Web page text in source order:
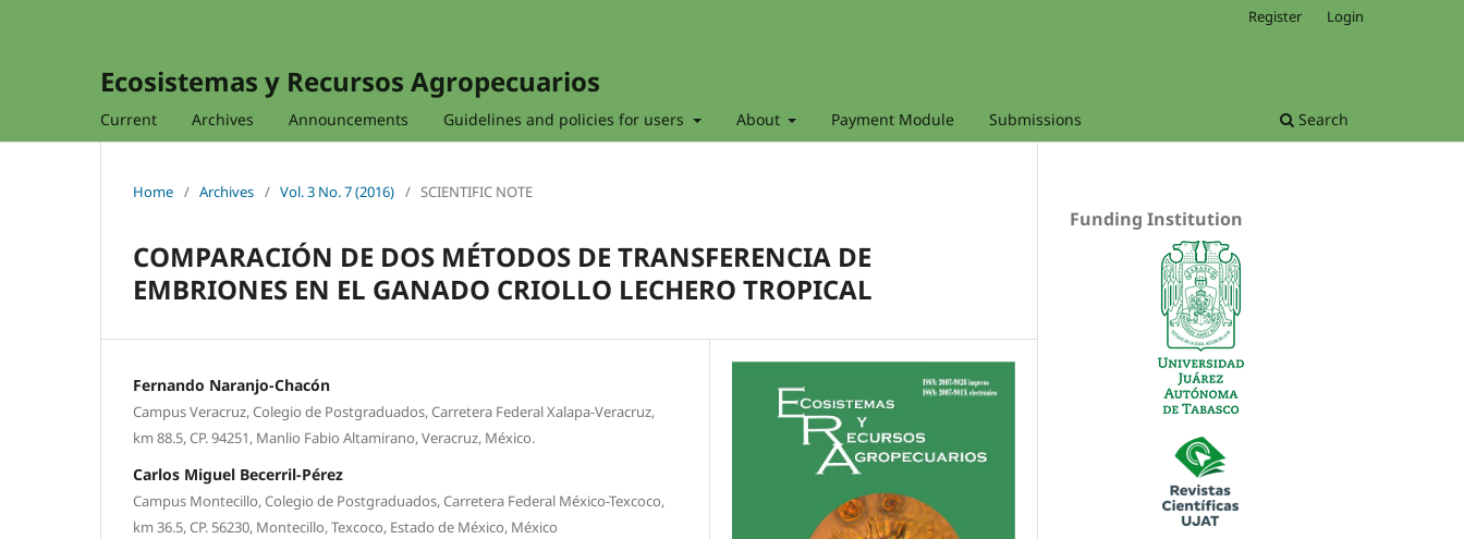
Ecosistemas y Recursos Agropecuarios
Current Archives Announcements Guidelines and policies for users About Payment Module Submissions Search
Register Login
Home / Archives / Vol. 3 No. 7 (2016) / SCIENTIFIC NOTE
COMPARACIÓN DE DOS MÉTODOS DE TRANSFERENCIA DE
EMBRIONES EN EL GANADO CRIOLLO LECHERO TROPICAL
Fernando Naranjo-Chacón
Campus Veracruz, Colegio de Postgraduados, Carretera Federal Xalapa-Veracruz,
km 88.5, CP. 94251, Manlio Fabio Altamirano, Veracruz, México.
Carlos Miguel Becerril-Pérez
Campus Montecillo, Colegio de Postgraduados, Carretera Federal México-Texcoco,
km 36.5, CP. 56230, Montecillo, Texcoco, Estado de México, México
Funding Institution